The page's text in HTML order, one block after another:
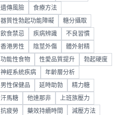
遺傳風險 食療方法
器質性勃起功能障礙 糖分攝取
飲食禁忌 疾病辨識 不良習慣
香港男性 陰莖外傷 體外射精
功能性食物 性愛品質提升 勃起硬度
神經系統疾病 年齡層分析
男性保健品 延時助勃 精力糖
汗馬糖 他達那非 上班族壓力
抗疲勞 藥效持續時間 減壓方法